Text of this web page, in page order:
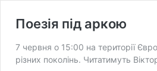
Поезія під аркою
7 червня о 15:00 на території
різних поколінь. Читатимуть